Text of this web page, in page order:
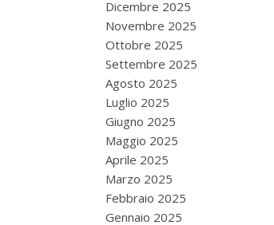
Dicembre 2025
Novembre 2025
Ottobre 2025
Settembre 2025
Agosto 2025
Luglio 2025
Giugno 2025
Maggio 2025
Aprile 2025
Marzo 2025
Febbraio 2025
Gennaio 2025